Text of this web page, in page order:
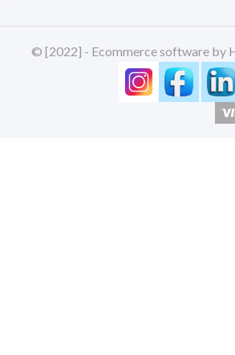
© [2022] - Ecommerce software